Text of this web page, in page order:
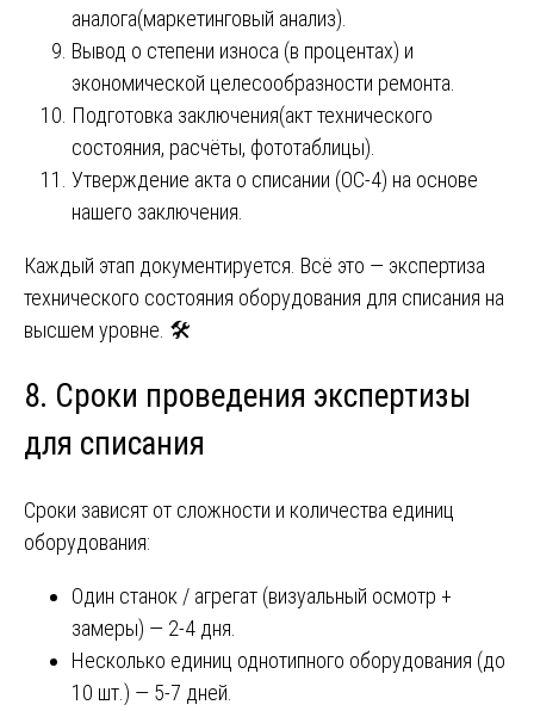
аналога(маркетинговый анализ).
Вывод о степени износа (в процентах) и
экономической целесообразности ремонта.
Подготовка заключения(акт технического
состояния, расчёты, фототаблицы).
Утверждение акта о списании (ОС-4) на основе
нашего заключения.
Каждый этап документируется. Всё это — экспертиза
технического состояния оборудования для списания на
высшем уровне. 🛠️
8. Сроки проведения экспертизы
для списания
Сроки зависят от сложности и количества единиц
оборудования:
Один станок / агрегат (визуальный осмотр +
замеры) — 2-4 дня.
Несколько единиц однотипного оборудования (до
10 шт.) — 5-7 дней.